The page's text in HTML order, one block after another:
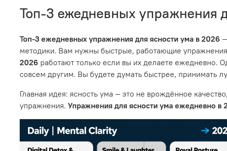
Топ-3 ежедневных упражнения
Топ-3 ежедневных упражнения для ясности ума в 2026
методики. Вам нужны быстрые, работающие упражнения,
2026 работают только если вы их делаете ежедневно.
совсем другим. Вы будете думать быстрее, принимать
Главная идея: ясность ума — это не врождённое
упражнения. Упражнения для ясности ума ежедневно в